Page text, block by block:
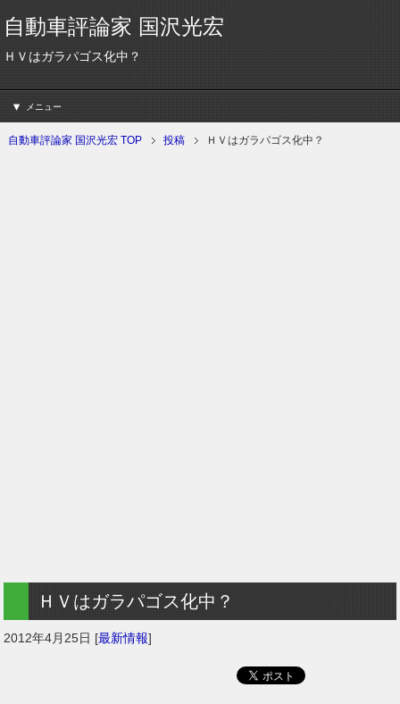
自動車評論家 国沢光宏
ＨＶはガラパゴス化中？
メニュー
自動車評論家 国沢光宏 TOP 投稿 ＨＶはガラパゴス化中？
ＨＶはガラパゴス化中？
2012年4月25日 [最新情報]